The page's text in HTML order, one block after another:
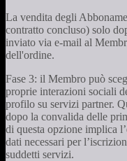
La vendita degli
contratto concluso) solo
inviato via e-mail al
dell'ordine.
Fase 3: il Membro può
proprie interazioni sociali
profilo su servizi partner.
dopo la convalida delle
di questa opzione implica
dati necessari per
suddetti servizi.